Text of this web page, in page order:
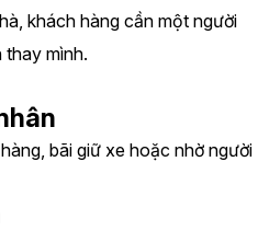
khách hàng cần một người
thay mình.
bãi giữ xe hoặc nhờ người